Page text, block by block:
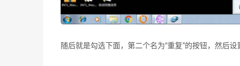
随后就是勾选下面，第二个名为“重复”的按钮，然后